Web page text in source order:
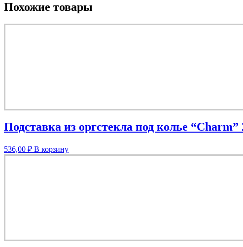
Похожие товары
Подставка из оргстекла под колье
536,00 ₽ В корзину